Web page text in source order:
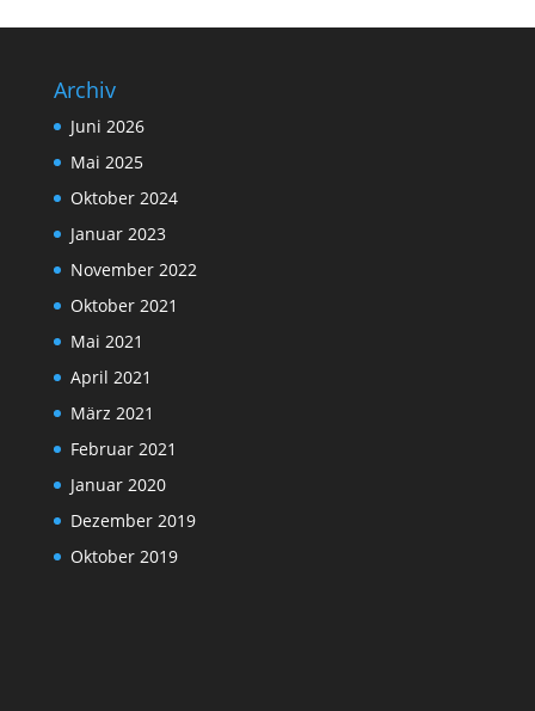
Archiv
Juni 2026
Mai 2025
Oktober 2024
Januar 2023
November 2022
Oktober 2021
Mai 2021
April 2021
März 2021
Februar 2021
Januar 2020
Dezember 2019
Oktober 2019